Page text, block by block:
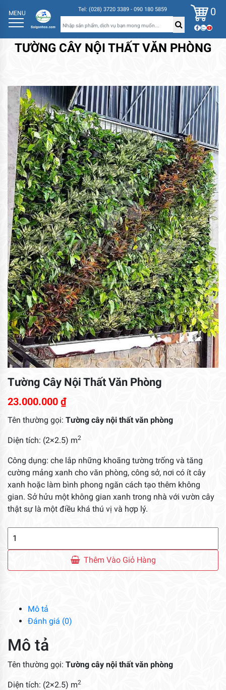
MENU Tel: (028) 3720 3389 - 090 180 5859 0
TƯỜNG CÂY NỘI THẤT VĂN PHÒNG
Tường Cây Nội Thất Văn Phòng
23.000.000 ₫
Tên thường gọi: Tường cây nội thất văn phòng
Diện tích: (2×2.5) m2
Công dụng: che lắp những khoãng tường trống và tăng
cường mảng xanh cho văn phòng, công sở, nơi có ít cây
xanh hoặc làm bình phong ngăn cách tạo thêm không
gian. Sở hửu một không gian xanh trong nhà với vườn cây
thật sự là một điều khá thú vị và hợp lý.
Thất
Thêm Vào Giỏ Hàng
Mô tả
Đánh giá (0)
Mô tả
Tên thường gọi: Tường cây nội thất văn phòng
Diện tích: (2×2.5) m2